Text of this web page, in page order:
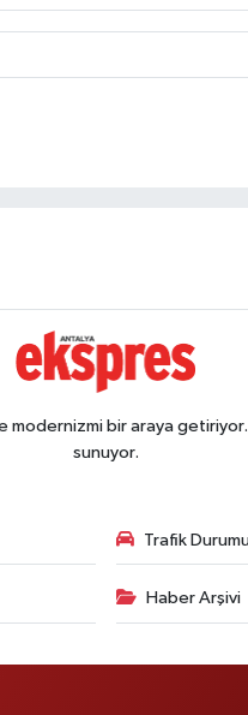
bir araya
sunuyor.
Trafik
Haber Arşivi